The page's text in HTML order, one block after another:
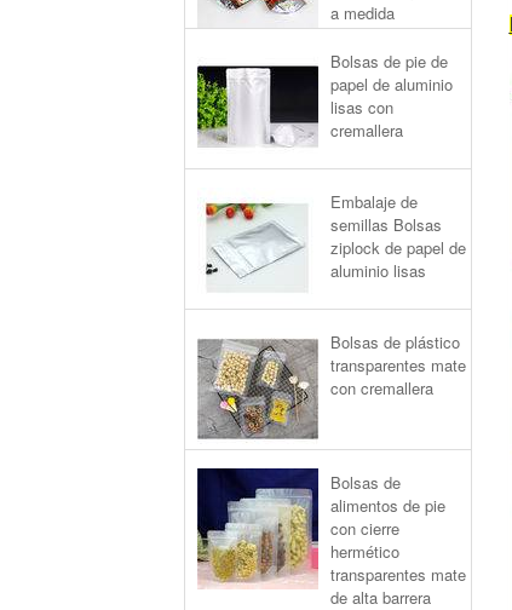
a medida
Bolsas de pie de
papel de aluminio
lisas con
cremallera
Embalaje de
semillas Bolsas
ziplock de papel de
aluminio lisas
Bolsas de plástico
transparentes mate
con cremallera
Bolsas de
alimentos de pie
con cierre
hermético
transparentes mate
de alta barrera